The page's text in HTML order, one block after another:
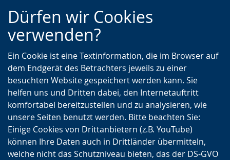
Zur
Hauptnavigation
Zur
Seitennavigation
Zum
Inhalt
Dürfen wir Cookies
verwenden?
Ein Cookie ist eine Textinformation, die im Browser auf
dem Endgerät des Betrachters jeweils zu einer
besuchten Website gespeichert werden kann. Sie
helfen uns und Dritten dabei, den Internetauftritt
komfortabel bereitzustellen und zu analysieren, wie
unsere Seiten benutzt werden. Bitte beachten Sie:
Einige Cookies von Drittanbietern (z.B. YouTube)
können Ihre Daten auch in Drittländer übermitteln,
welche nicht das Schutzniveau bieten, das der DS-GVO